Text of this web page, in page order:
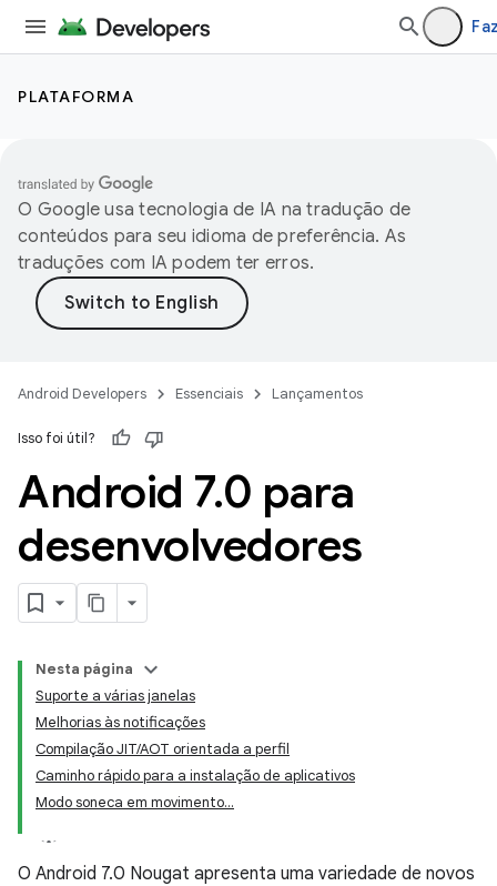
PLATAFORMA
O Google usa tecnologia de IA na tradução de
conteúdos para seu idioma de preferência. As
traduções com IA podem ter erros.
Android Developers Essenciais Lançamentos
Isso foi útil?
Android 7.0 para
desenvolvedores
Nesta página
Suporte a várias janelas
Melhorias às notificações
Compilação JIT/AOT orientada a perfil
Caminho rápido para a instalação de aplicativos
Modo soneca em movimento...
O Android 7.0 Nougat apresenta uma variedade de novos